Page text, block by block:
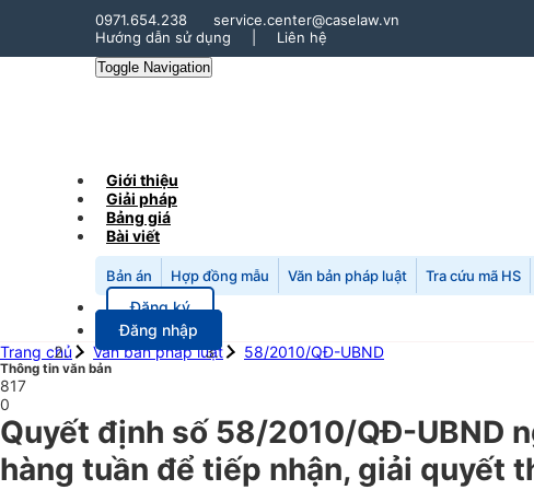
0971.654.238
service.center@caselaw.vn
Hướng dẫn sử dụng
Liên hệ
Toggle Navigation
Giới thiệu
Giải pháp
Bảng giá
Bài viết
Bản án Hợp đồng mẫu Văn bản pháp luật Tra cứu mã HS
Đăng ký
Đăng nhập
Trang chủ
Văn bản pháp luật 58/2010/QĐ-UBND
Thông tin văn bản
817
0
Quyết định số 58/2010/QĐ-UBND
hàng tuần để tiếp nhận, giải quyết